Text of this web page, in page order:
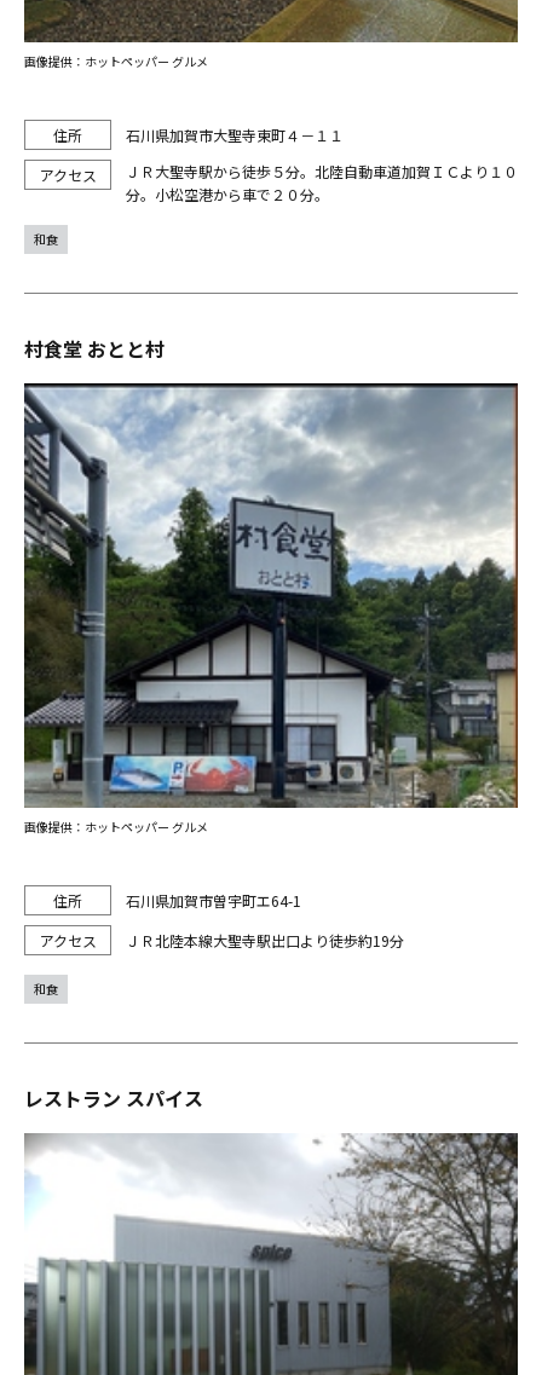
石川県加賀市大聖寺東町４－１１
ＪＲ大聖寺駅から徒歩５分。北陸自動車道加賀ＩＣより１０
分。小松空港から車で２０分。
画像提供：ホットペッパー グルメ
和食
村食堂 おとと村
石川県加賀市曽宇町エ64-1
ＪＲ北陸本線大聖寺駅出口より徒歩約19分
画像提供：ホットペッパー グルメ
和食
レストラン スパイス